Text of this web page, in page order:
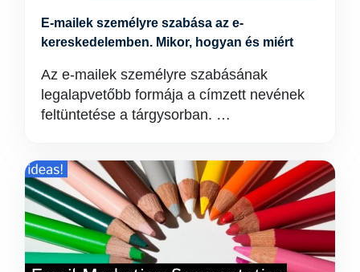
E-mailek személyre szabása az e-
kereskedelemben. Mikor, hogyan és miért
Az e-mailek személyre szabásának
legalapvetőbb formája a címzett nevének
feltüntetése a tárgysorban. …